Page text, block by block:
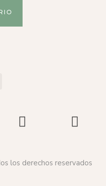
los derechos reservados